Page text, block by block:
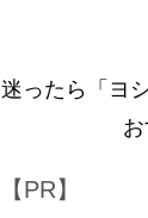
迷ったら「ヨ
お
【PR】